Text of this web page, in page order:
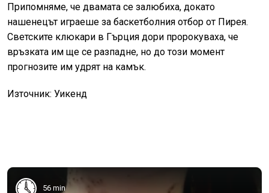
Припомняме, че двамата се залюбиха, докато
нашенецът играеше за баскетболния отбор от Пирея.
Светските клюкари в Гърция дори пророкуваха, че
връзката им ще се разпадне, но до този момент
прогнозите им удрят на камък.
Източник: Уикенд
56 min